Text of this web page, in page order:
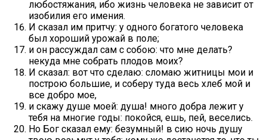
любостяжания, ибо жизнь человека не зависит от
изобилия его имения.
И сказал им притчу: у одного богатого человека
был хороший урожай в поле;
и он рассуждал сам с собою: что мне делать?
некуда мне собрать плодов моих?
И сказал: вот что сделаю: сломаю житницы мои и
построю большие, и соберу туда весь хлеб мой и
все добро мое,
и скажу душе моей: душа! много добра лежит у
тебя на многие годы: покойся, ешь, пей, веселись.
Но Бог сказал ему: безумный! в сию ночь душу